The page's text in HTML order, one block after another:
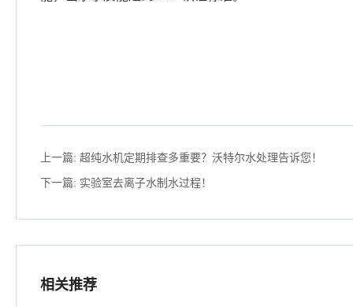
上一篇: 超纯水机定期排查多重要？沃特尔水处理告诉您！
下一篇: 实验室去离子水制水过程！
相关推荐